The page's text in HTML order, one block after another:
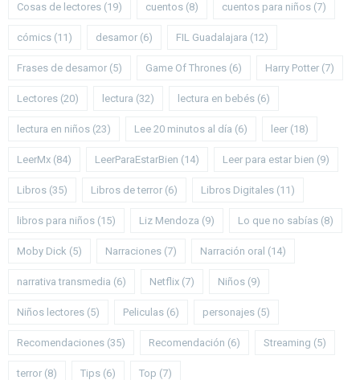
Cosas de lectores (19) cuentos (8) cuentos para niños (7)
cómics (11) desamor (6) FIL Guadalajara (12)
Frases de desamor (5) Game Of Thrones (6) Harry Potter (7)
Lectores (20) lectura (32) lectura en bebés (6)
lectura en niños (23) Lee 20 minutos al día (6) leer (18)
LeerMx (84) LeerParaEstarBien (14) Leer para estar bien (9)
Libros (35) Libros de terror (6) Libros Digitales (11)
libros para niños (15) Liz Mendoza (9) Lo que no sabías (8)
Moby Dick (5) Narraciones (7) Narración oral (14)
narrativa transmedia (6) Netflix (7) Niños (9)
Niños lectores (5) Peliculas (6) personajes (5)
Recomendaciones (35) Recomendación (6) Streaming (5)
terror (8) Tips (6) Top (7)